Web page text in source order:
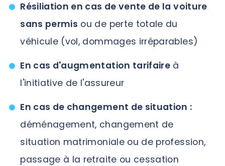
Résiliation en cas de vente de la voiture
sans permis ou de perte totale du
véhicule (vol, dommages irréparables)
En cas d'augmentation tarifaire à
l'initiative de l'assureur
En cas de changement de situation :
déménagement, changement de
situation matrimoniale ou de profession,
passage à la retraite ou cessation